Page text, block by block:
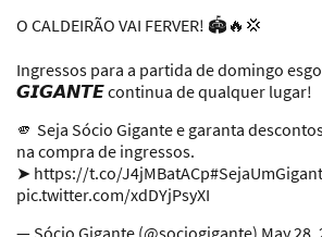
O CALDEIRÃO VAI FERVER! 🏟️🔥💢
Ingressos para a partida de domingo
𝙂𝙄𝙂𝘼𝙉𝙏𝙀 continua de qualquer lugar!
🫵 Seja Sócio Gigante e garanta
na compra de ingressos.
➤ https://t.co/
pic.twitter.com/xdDYjPsyXI
— Sócio Gigante (@sociogigante) May 28,